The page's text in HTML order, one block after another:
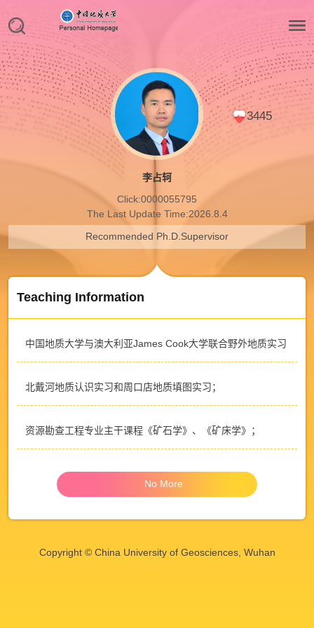
3445
李占轲
Click:0000055795
The Last Update Time:2026.8.4
Recommended Ph.D.Supervisor
Teaching Information
中国地质大学与澳大利亚James Cook大学联合野外地质实习
北戴河地质认识实习和周口店地质填图实习；
资源勘查工程专业主干课程《矿石学》、《矿床学》；
No More
Copyright © China University of Geosciences, Wuhan